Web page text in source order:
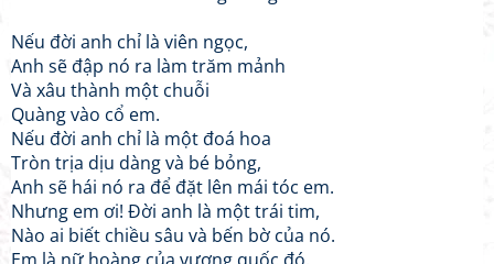
Nếu đời anh chỉ là viên ngọc,
Anh sẽ đập nó ra làm trăm mảnh
Và xâu thành một chuỗi
Quàng vào cổ em.
Nếu đời anh chỉ là một đoá hoa
Tròn trịa dịu dàng và bé bỏng,
Anh sẽ hái nó ra để đặt lên mái tóc em.
Nhưng em ơi! Đời anh là một trái tim,
Nào ai biết chiều sâu và bến bờ của nó.